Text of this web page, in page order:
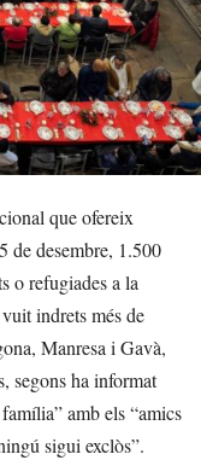
que ofereix
de desembre, 1.500
o refugiades a la
indrets més de
Manresa i Gavà,
segons ha informat
amb els “amics
sigui exclòs”.